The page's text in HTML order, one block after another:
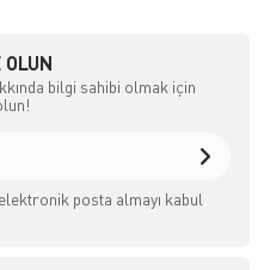
OLUN
bilgi sahibi olmak için
posta almayı kabul